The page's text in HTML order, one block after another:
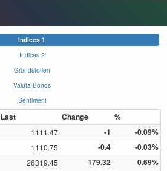
Indices 1
Indices 2
Grondstoffen
Valuta-Bonds
Sentiment
Last Change
%
1111.47 -1
-0.09%
1110.75 -0.4
-0.03%
26319.45 179.32
0.69%